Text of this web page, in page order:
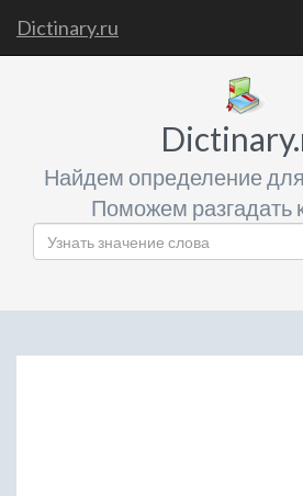
Dictinary.ru
Найдем определение
Поможем разгадать